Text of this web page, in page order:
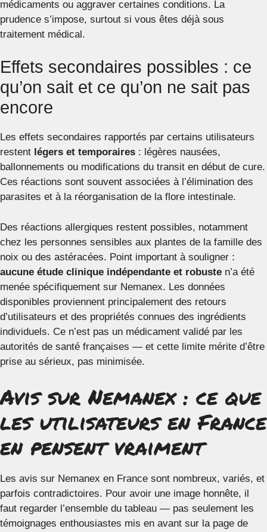
médicaments ou aggraver certaines conditions. La
prudence s’impose, surtout si vous êtes déjà sous
traitement médical.
Effets secondaires possibles : ce
qu’on sait et ce qu’on ne sait pas
encore
Les effets secondaires rapportés par certains utilisateurs
restent légers et temporaires : légères nausées,
ballonnements ou modifications du transit en début de cure.
Ces réactions sont souvent associées à l’élimination des
parasites et à la réorganisation de la flore intestinale.
Des réactions allergiques restent possibles, notamment
chez les personnes sensibles aux plantes de la famille des
noix ou des astéracées. Point important à souligner :
aucune étude clinique indépendante et robuste n’a été
menée spécifiquement sur Nemanex. Les données
disponibles proviennent principalement des retours
d’utilisateurs et des propriétés connues des ingrédients
individuels. Ce n’est pas un médicament validé par les
autorités de santé françaises — et cette limite mérite d’être
prise au sérieux, pas minimisée.
Avis sur Nemanex : ce que
les utilisateurs en France
en pensent vraiment
Les avis sur Nemanex en France sont nombreux, variés, et
parfois contradictoires. Pour avoir une image honnête, il
faut regarder l’ensemble du tableau — pas seulement les
témoignages enthousiastes mis en avant sur la page de